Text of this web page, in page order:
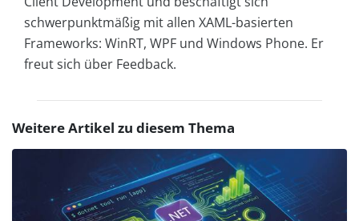
schwerpunktmäßig mit allen XAML-basierten
Frameworks: WinRT, WPF und Windows Phone. Er
freut sich über Feedback.
Weitere Artikel zu diesem Thema